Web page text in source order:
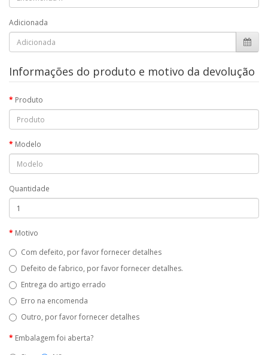
Adicionada
Informações do produto e motivo da devolução
Produto
Modelo
Quantidade
Motivo
Com defeito, por favor fornecer detalhes
Defeito de fabrico, por favor fornecer detalhes.
Entrega do artigo errado
Erro na encomenda
Outro, por favor fornecer detalhes
Embalagem foi aberta?